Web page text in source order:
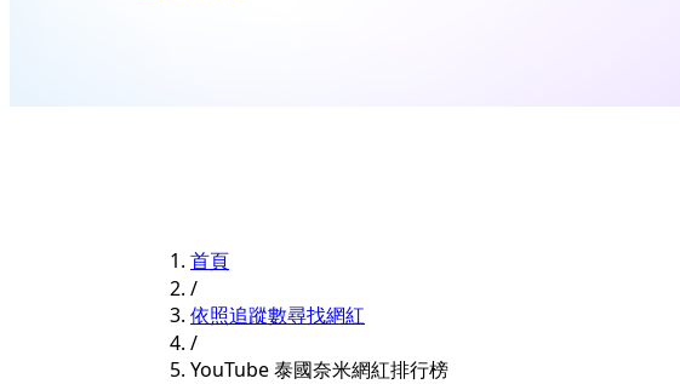
首頁
/
依照追蹤數尋找網紅
/
YouTube 泰國奈米網紅排行榜